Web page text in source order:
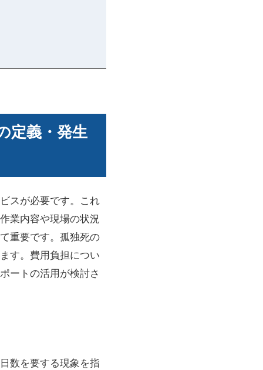
定義・発生
スが必要です。これ
業内容や現場の状況
重要です。孤独死の
す。費用負担につい
ートの活用が検討さ
数を要する現象を指